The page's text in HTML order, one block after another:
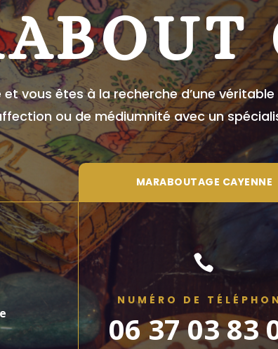
vous êtes à la recherche d’une
ou de médiumnité avec un
MARABOUTAGE CAYENNE

NUMÉRO DE
06 37 03 83